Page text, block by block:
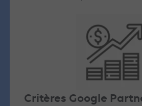
Critères Google